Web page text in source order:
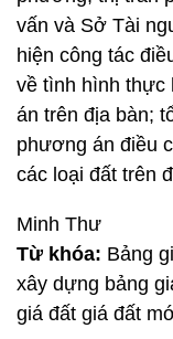
vấn và Sở Tài
hiện công tác
về tình hình thực
án trên địa bàn;
phương án điều
các loại đất trên
Minh Thư
Từ khóa: Bảng
xây dựng bảng
giá đất giá đất